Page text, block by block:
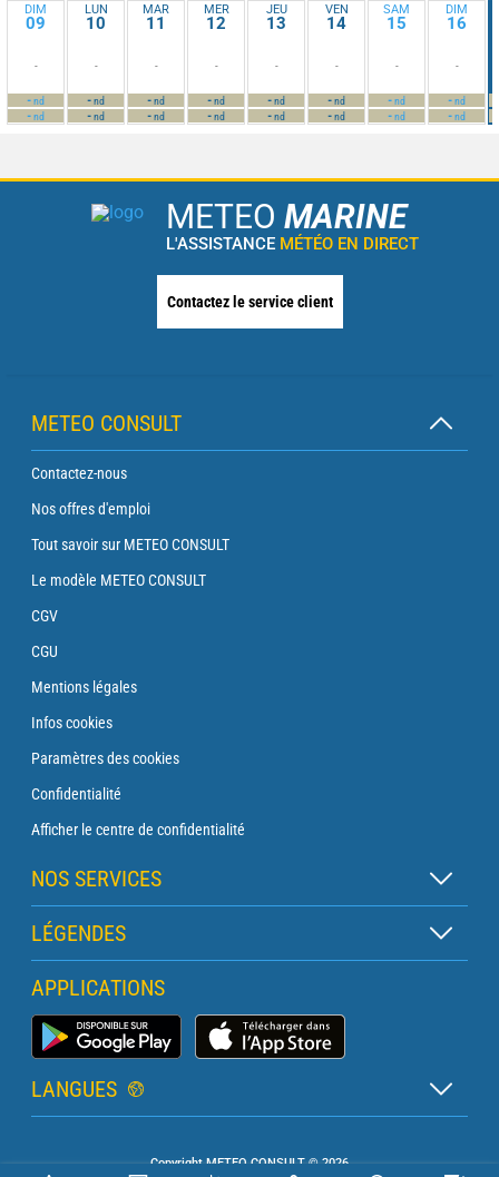
DIM
09
-
-nd
-nd
LUN
10
-
-nd
-nd
MAR
11
-
-nd
-nd
MER
12
-
-nd
-nd
JEU
13
-
-nd
-nd
VEN
14
-
-nd
-nd
SAM
15
-
-nd
-nd
DIM
16
-
-nd
-nd
METEO MARINE
L'ASSISTANCE MÉTÉO EN DIRECT
Contactez le service client
METEO CONSULT
Contactez-nous
Nos offres d'emploi
Tout savoir sur METEO CONSULT
Le modèle METEO CONSULT
CGV
CGU
Mentions légales
Infos cookies
Paramètres des cookies
Confidentialité
Afficher le centre de confidentialité
NOS SERVICES
Abonnement Zen
Abonnement Balise
Abonnement Traversée
Abonnement Phare
LÉGENDES
Légende des cartes
Légende des pictogrammes
Glossaire
APPLICATIONS
Application Météo Marine
LANGUES
Copyright METEO CONSULT © 2026